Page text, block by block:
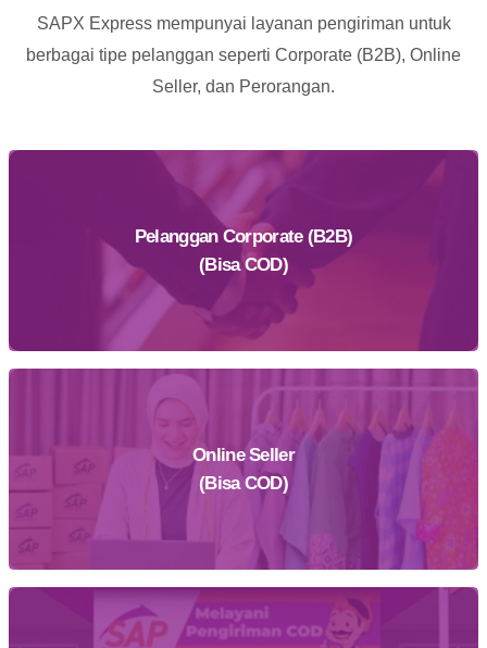
SAPX Express mempunyai layanan pengiriman untuk
berbagai tipe pelanggan seperti Corporate (B2B), Online
Seller, dan Perorangan.
Pelanggan Corporate (B2B)
(Bisa COD)
Daftar Sekarang
Online Seller
(Bisa COD)